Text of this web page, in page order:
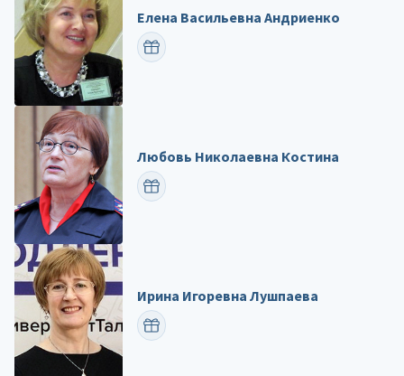
Елена Васильевна Андриенко
ПОЗДРАВИТЬ
Любовь Николаевна Костина
ПОЗДРАВИТЬ
Ирина Игоревна Лушпаева
ПОЗДРАВИТЬ